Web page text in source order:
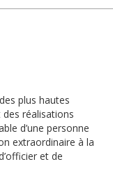
plus hautes
réalisations
d’une personne
extraordinaire à la
et de